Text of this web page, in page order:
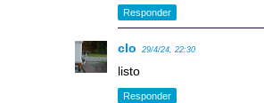
Responder
clo 29/4/24, 22:30
listo
Responder